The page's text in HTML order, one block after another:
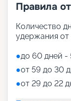
Правила
Количество
удержания от
●до 60 дней
●от 59 до 30
●от 29 до 22